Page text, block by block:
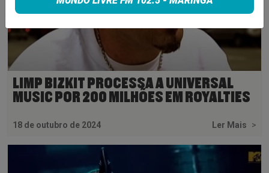
LIMP BIZKIT PROCESSA A UNIVERSAL
MUSIC POR 200 MILHÕES EM ROYALTIES
18 de outubro de 2024 Ler Mais >